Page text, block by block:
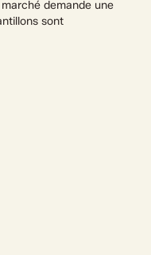
demande une
sont